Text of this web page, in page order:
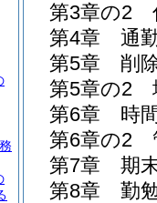
第3章の2
第4章
通
第5章
削
第5章の2
第6章
時
第6章の2
第7章
期
第8章
勤